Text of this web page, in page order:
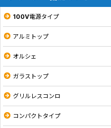
100V電源タイプ
アルミトップ
オルシェ
ガラストップ
グリルレスコンロ
コンパクトタイプ